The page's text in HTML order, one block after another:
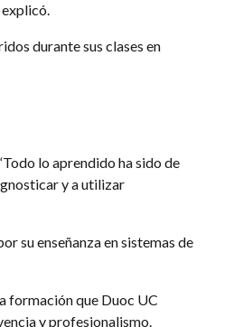
durante sus clases en
lo aprendido ha sido de
y a utilizar
su enseñanza en sistemas de
formación que Duoc UC
y profesionalismo.